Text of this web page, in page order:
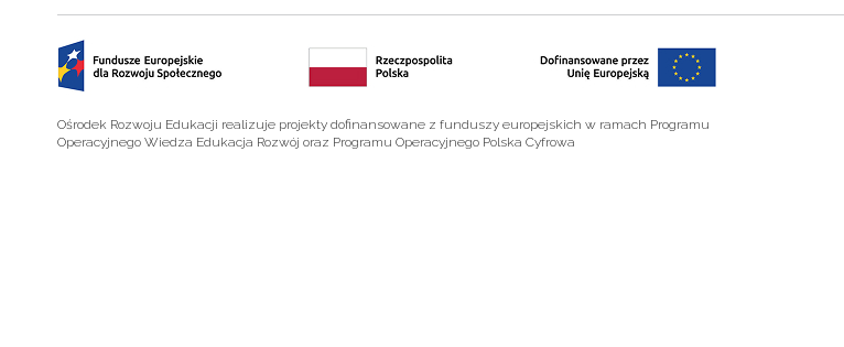
Ośrodek Rozwoju Edukacji realizuje projekty dofinansowane z funduszy europejskich w ramach Programu
Operacyjnego Wiedza Edukacja Rozwój oraz Programu Operacyjnego Polska Cyfrowa